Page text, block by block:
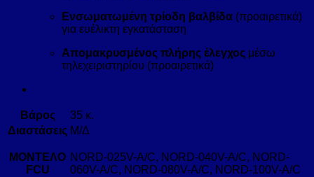
Ενσωματωμένη τρίοδη βαλβίδα (προαιρετικά)
για ευέλικτη εγκατάσταση
Απομακρυσμένος πλήρης έλεγχος μέσω
τηλεχειριστηρίου (προαιρετικά)
Βάρος
35 κ.
Διαστάσεις Μ/Δ
ΜΟΝΤΕΛΟ
FCU
NORD-025V-A/C, NORD-040V-A/C, NORD-
060V-A/C, NORD-080V-A/C, NORD-100V-A/C